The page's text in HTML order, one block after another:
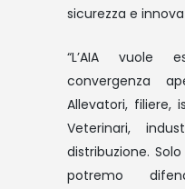
sicurezza e
“L’AIA vuole
convergenza
Allevatori, filiere,
Veterinari,
distribuzione.
potremo